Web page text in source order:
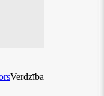
Verdzība